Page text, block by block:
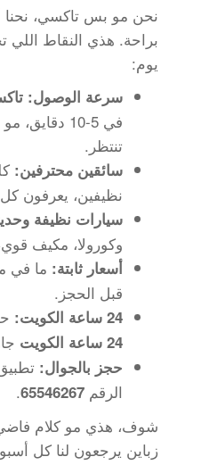
نحن مو بس تاكسي، نحنا
براحة. هذي النقاط اللي
يوم:
سرعة الوصول:
في 5-10
تنتظر.
سائقين محترفين:
نظيفين، يعرفون
سيارات نظيفة
وكورولا، مكيف
أسعار ثابتة: ما في
قبل الحجز.
24 ساعة الكويت:
24 ساعة الكويت
حجز بالجوال:
الرقم 65546267
.
شوف، هذي مو كلام فاضي.
زباين يرجعون لنا كل